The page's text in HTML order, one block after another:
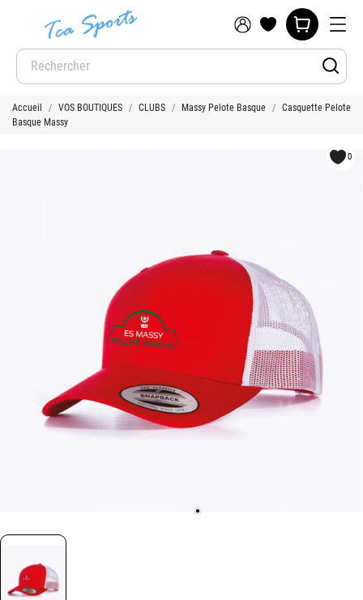
Accueil VOS BOUTIQUES CLUBS Massy Pelote Basque
Casquette Pelote
Basque Massy
0